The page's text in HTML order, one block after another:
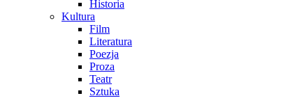
Historia
Kultura
Film
Literatura
Poezja
Proza
Teatr
Sztuka